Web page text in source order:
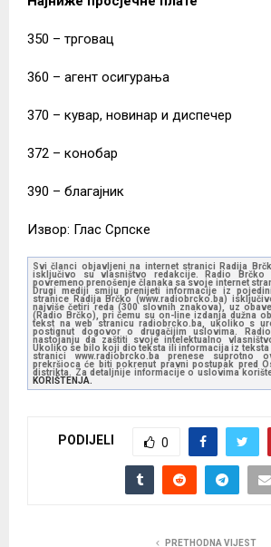
350 – трговац
360 – агент осигурања
370 – кувар, новинар и диспечер
372 – конобар
390 – благајник
Извор: Глас Српске
Svi članci objavljeni na internet stranici Radija
isključivo su vlasništvo redakcije. Radio Brčko
povremeno prenošenje članaka sa svoje internet
Drugi mediji smiju prenijeti informacije iz
stranice Radija Brčko (www.radiobrcko.ba)
najviše četiri reda (300 slovnih znakova), uz
(Radio Brčko), pri čemu su on-line izdanja dužna
tekst na web stranicu radiobrcko.ba, ukoliko s
postignut dogovor o drugačijim uslovima.
nastojanju da zaštiti svoje intelektualno
Ukoliko se bilo koji dio teksta ili informacija iz teksta
stranici www.radiobrcko.ba prenese suprotno
prekršioca će biti pokrenut pravni postupak pred
distrikta. Za detaljnije informacije o uslovima
KORIŠTENJA.
PODIJELI 0
PRETHODNA VIJEST